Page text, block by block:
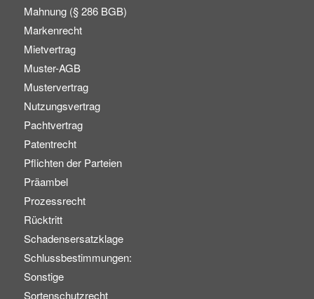
Mahnung (§ 286 BGB)
Markenrecht
Mietvertrag
Muster-AGB
Mustervertrag
Nutzungsvertrag
Pachtvertrag
Patentrecht
Pflichten der Parteien
Präambel
Prozessrecht
Rücktritt
Schadensersatzklage
Schlussbestimmungen:
Sonstige
Sortenschutzrecht